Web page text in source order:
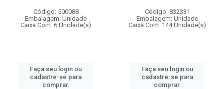
Código: 500088
Embalagem: Unidade
Caixa Com: 6 Unidade(s)
Faça seu login ou
cadastre-se para
comprar.
Código: 832331
Embalagem: Unidade
Caixa Com: 144 Unidade(s)
Faça seu login ou
cadastre-se para
comprar.